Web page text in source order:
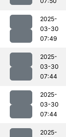
2025-
03-30
07:49
2025-
03-30
07:44
2025-
03-30
07:44
2025-